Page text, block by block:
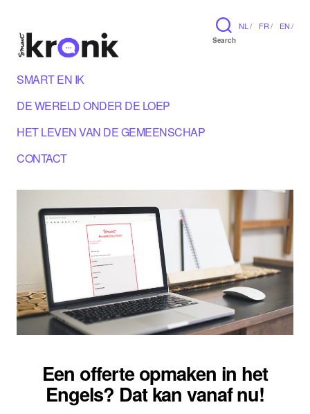
NL / FR / EN /
Search
SMART EN IK
DE WERELD ONDER DE LOEP
HET LEVEN VAN DE GEMEENSCHAP
CONTACT
Een offerte opmaken in het
Engels? Dat kan vanaf nu!